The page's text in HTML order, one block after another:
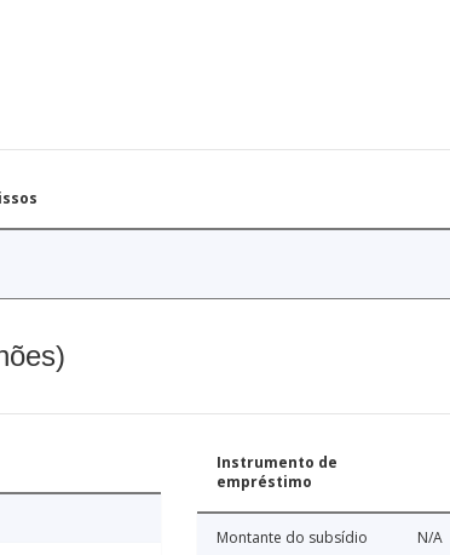
Instrumento de
empréstimo
Montante do subsídio N/A